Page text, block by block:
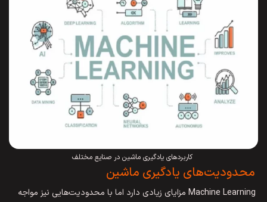
کاربردهای یادگیری ماشین در صنایع مختلف
محدودیت‌های یادگیری ماشین
Machine Learning مزایای زیادی دارد اما با محدودیت‌هایی نیز مواجه